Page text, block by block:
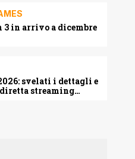
3 in arrivo a dicembre
svelati i dettagli e
streaming